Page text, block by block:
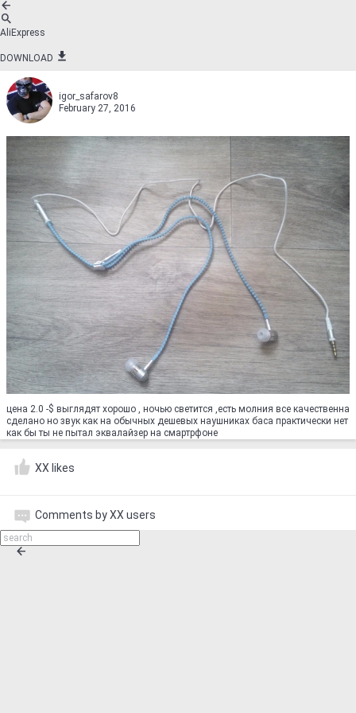
AliExpress
DOWNLOAD
igor_safarov8
February 27, 2016
цена 2.0 -$ выглядят хорошо , ночью светится ,есть молния все качественна
сделано но звук как на обычных дешевых наушниках баса практически нет
как бы ты не пытал эквалайзер на смартрфоне
XX likes
Comments by XX users